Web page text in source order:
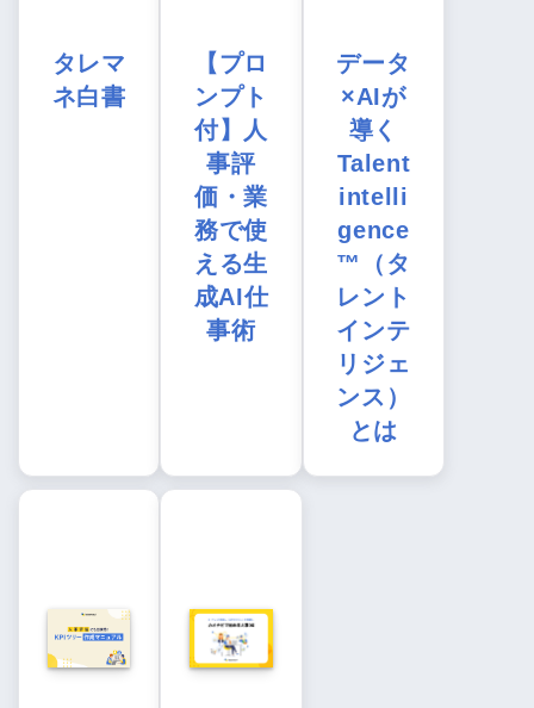
タレマ
ネ白書
【プロ
ンプト
付】人
事評
価・業
務で使
える生
成AI仕
事術
データ
×AIが
導く
Talent
intelli
gence
™（タ
レント
インテ
リジェ
ンス）
とは